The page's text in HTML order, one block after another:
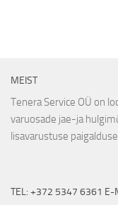
MEIST
Tenera Service OÜ on
varuosade jae-ja
lisavarustuse
TEL: +372 5347 6361 E-